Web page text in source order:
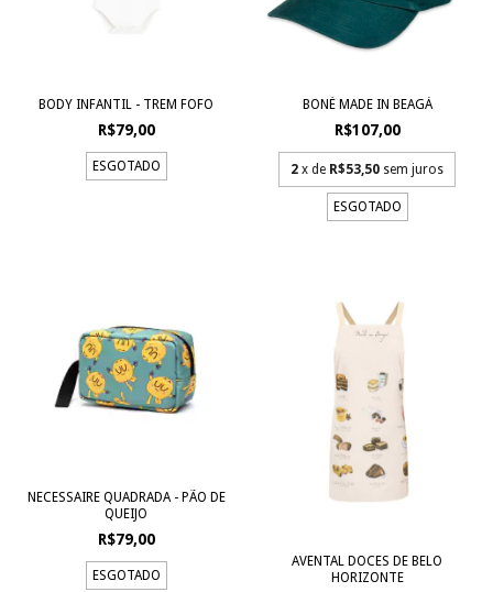
BODY INFANTIL - TREM FOFO
R$79,00
ESGOTADO
BONÉ MADE IN BEAGÁ
R$107,00
2 x de R$53,50 sem juros
ESGOTADO
NECESSAIRE QUADRADA - PÃO DE
QUEIJO
R$79,00
ESGOTADO
AVENTAL DOCES DE BELO
HORIZONTE